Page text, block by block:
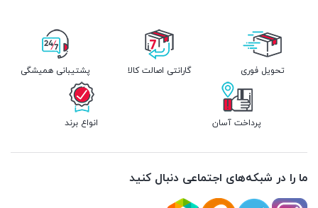
تحویل فوری گارانتی اصالت کالا پشتیبانی همیشگی
پرداخت آسان انواع برند
ما را در شبکه‌های اجتماعی دنبال کنید